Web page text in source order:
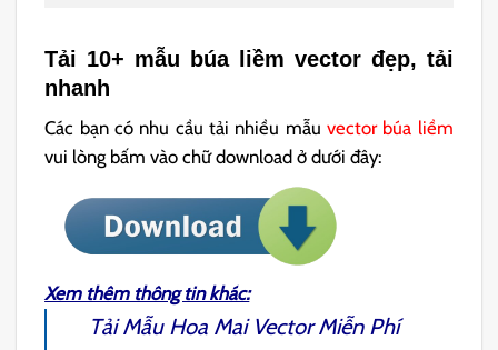
Tải 10+ mẫu búa liềm vector đẹp, tải
nhanh
Các bạn có nhu cầu tải nhiều mẫuvector búa liềm
vui lòng bấm vào chữ download ở dưới đây:
Xem thêm thông tin khác:
Tải Mẫu Hoa Mai VectorMiễn Phí